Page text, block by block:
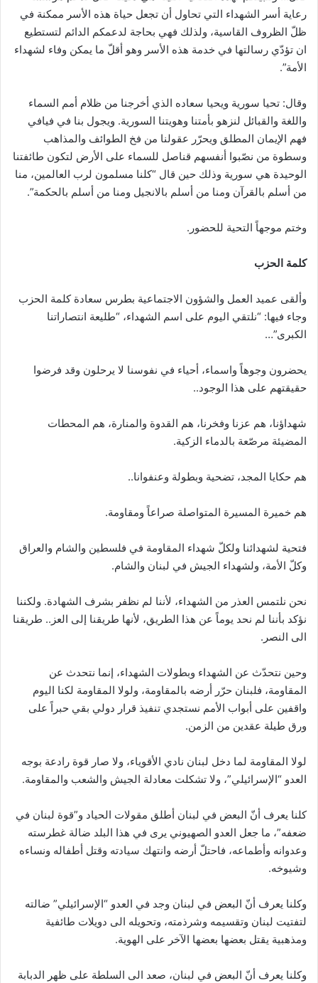
رعاية أسر الشهداء التي تحاول أن تجعل حياة هذه الأسر ممكنة في
ظلّ الظروف القاسية، ولذلك فهي بحاجة لدعمكم الدائم لتستطيع
ان تؤدّي رسالتها في خدمة هذه الأسر وهو أقلّ ما يمكن وفاء لشهداء
الأمة”.
وقال: تحيا سورية ويحيا سعاده الذي أخرجنا من ظلام أمم السماء
واللغة والقبائل لنزهو بأمتنا وهويتنا السورية. ويجول بنا في فيافي
فهم الإيمان المطلق ويحرّر عقولنا من فخ الطوائف والمذاهب
وسطوة من نصّبوا أنفسهم قناصل للسماء على الأرض لتكون طائفتنا
الوحيدة هي سورية وذلك حين قال “كلنا مسلمون لرب العالمين، منا
من أسلم بالقرآن ومنا من أسلم بالانجيل ومنا من أسلم بالحكمة”.
وختم موجهاً التحية للحضور.
كلمة الحزب
وألقى عميد العمل والشؤون الاجتماعية بطرس سعادة كلمة الحزب
وجاء فيها: “نلتقي اليوم على اسم الشهداء، “طليعة انتصاراتنا
الكبرى”…
يحضرون وجوهاً واسماء، أحياء في نفوسنا لا يرحلون وقد فرضوا
حقيقتهم على هذا الوجود..
شهداؤنا، هم عزنا وفخرنا، هم القدوة والمنارة، هم المحطات
المضيئة مرصّعة بالدماء الزكية.
هم حكايا المجد، تضحية وبطولة وعنفوانا..
هم خميرة المسيرة المتواصلة صراعاً ومقاومة.
فتحية لشهدائنا ولكلّ شهداء المقاومة في فلسطين والشام والعراق
وكلّ الأمة، ولشهداء الجيش في لبنان والشام.
نحن نلتمس العذر من الشهداء، لأننا لم نظفر بشرف الشهادة. ولكننا
نؤكد بأننا لم نحد يوماً عن هذا الطريق، لأنها طريقنا إلى العز.. طريقنا
الى النصر.
وحين نتحدّث عن الشهداء وبطولات الشهداء، إنما نتحدث عن
المقاومة، فلبنان حرّر أرضه بالمقاومة، ولولا المقاومة لكنا اليوم
واقفين على أبواب الأمم نستجدي تنفيذ قرار دولي بقي حبراً على
ورق طيلة عقدين من الزمن.
لولا المقاومة لما دخل لبنان نادي الأقوياء، ولا صار قوة رادعة بوجه
العدو “الإسرائيلي”، ولا تشكلت معادلة الجيش والشعب والمقاومة.
كلنا يعرف أنّ البعض في لبنان أطلق مقولات الحياد و”قوة لبنان في
ضعفه”، ما جعل العدو الصهيوني يرى في هذا البلد ضالة غطرسته
وعدوانه وأطماعه، فاحتلّ أرضه وانتهك سيادته وقتل أطفاله ونساءه
وشيوخه.
وكلنا يعرف أنّ البعض في لبنان وجد في العدو “الإسرائيلي” ضالته
لتفتيت لبنان وتقسيمه وشرذمته، وتحويله الى دويلات طائفية
ومذهبية يقتل بعضها بعضها الآخر على الهوية.
وكلنا يعرف أنّ البعض في لبنان، صعد الى السلطة على ظهر الدبابة